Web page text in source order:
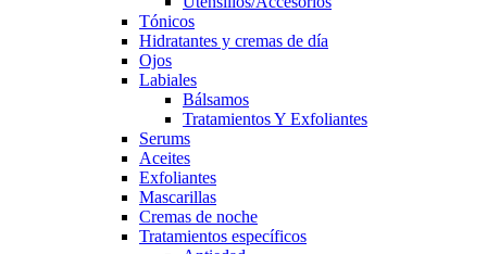
Tónicos
Hidratantes y cremas de día
Ojos
Labiales
Bálsamos
Tratamientos Y Exfoliantes
Serums
Aceites
Exfoliantes
Mascarillas
Cremas de noche
Tratamientos específicos